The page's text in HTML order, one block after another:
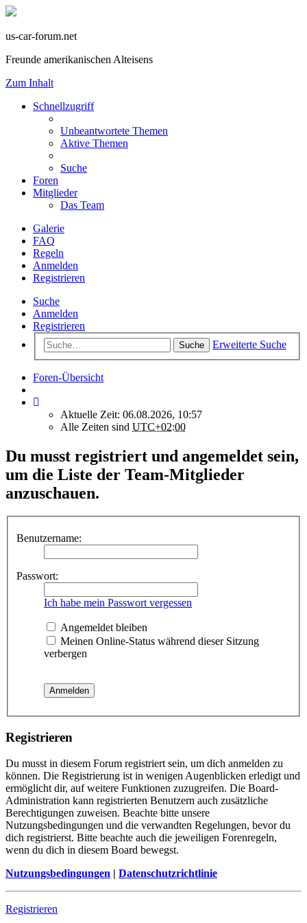
us-car-forum.net
Freunde amerikanischen Alteisens
Zum Inhalt
Schnellzugriff
Unbeantwortete Themen
Aktive Themen
Suche
Foren
Mitglieder
Das Team
Galerie
FAQ
Regeln
Anmelden
Registrieren
Suche
Anmelden
Registrieren
Suche Erweiterte Suche
Foren-Übersicht
Aktuelle Zeit: 06.08.2026, 10:57
Alle Zeiten sind UTC+02:00
Du musst registriert und angemeldet sein,
um die Liste der Team-Mitglieder
anzuschauen.
Benutzername:
Passwort:
Ich habe mein Passwort vergessen
Angemeldet bleiben
Meinen Online-Status während dieser Sitzung
verbergen
Registrieren
Du musst in diesem Forum registriert sein, um dich anmelden zu
können. Die Registrierung ist in wenigen Augenblicken erledigt und
ermöglicht dir, auf weitere Funktionen zuzugreifen. Die Board-
Administration kann registrierten Benutzern auch zusätzliche
Berechtigungen zuweisen. Beachte bitte unsere
Nutzungsbedingungen und die verwandten Regelungen, bevor du
dich registrierst. Bitte beachte auch die jeweiligen Forenregeln,
wenn du dich in diesem Board bewegst.
Nutzungsbedingungen | Datenschutzrichtlinie
Registrieren